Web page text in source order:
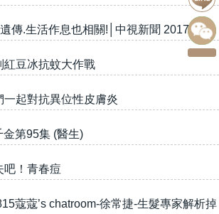
傳.生活作息也相關!│中視新聞 20170404
紅豆冰抗蚊大作戰
一起對抗異位性皮膚炎
第95集 (醫生)
吧！青春痘
蔻蔻’s chatroom-徐常捷-生髮專家解析掉